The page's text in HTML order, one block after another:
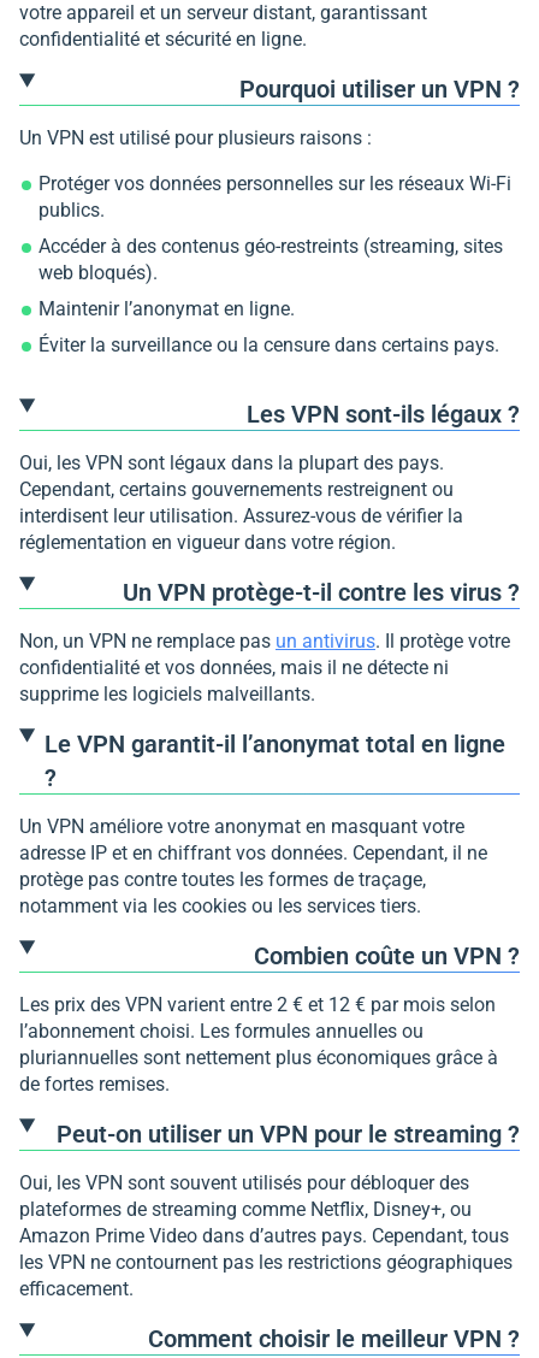
votre appareil et un serveur distant, garantissant
confidentialité et sécurité en ligne.
Pourquoi utiliser un VPN ?
Un VPN est utilisé pour plusieurs raisons :
Protéger vos données personnelles sur les réseaux Wi-Fi
publics.
Accéder à des contenus géo-restreints (streaming, sites
web bloqués).
Maintenir l’anonymat en ligne.
Éviter la surveillance ou la censure dans certains pays.
Les VPN sont-ils légaux ?
Oui, les VPN sont légaux dans la plupart des pays.
Cependant, certains gouvernements restreignent ou
interdisent leur utilisation. Assurez-vous de vérifier la
réglementation en vigueur dans votre région.
Un VPN protège-t-il contre les virus ?
Non, un VPN ne remplace pas un antivirus. Il protège votre
confidentialité et vos données, mais il ne détecte ni
supprime les logiciels malveillants.
Le VPN garantit-il l’anonymat total en ligne
?
Un VPN améliore votre anonymat en masquant votre
adresse IP et en chiffrant vos données. Cependant, il ne
protège pas contre toutes les formes de traçage,
notamment via les cookies ou les services tiers.
Combien coûte un VPN ?
Les prix des VPN varient entre 2 € et 12 € par mois selon
l’abonnement choisi. Les formules annuelles ou
pluriannuelles sont nettement plus économiques grâce à
de fortes remises.
Peut-on utiliser un VPN pour le streaming ?
Oui, les VPN sont souvent utilisés pour débloquer des
plateformes de streaming comme Netflix, Disney+, ou
Amazon Prime Video dans d’autres pays. Cependant, tous
les VPN ne contournent pas les restrictions géographiques
efficacement.
Comment choisir le meilleur VPN ?